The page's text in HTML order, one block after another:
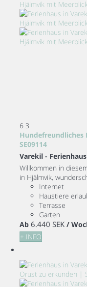
6 3
SE09114
Varekil - Ferienhaus
Willkommen in
in Hjälmvik,
Internet
Haustiere
Terrasse
Garten
Ab 6.440 SEK /
+ INFO